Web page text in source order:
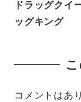
ドラッグクイ
ッグキング
コメントはあ